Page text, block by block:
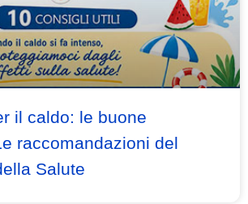
il caldo: le buone
raccomandazioni del
Salute